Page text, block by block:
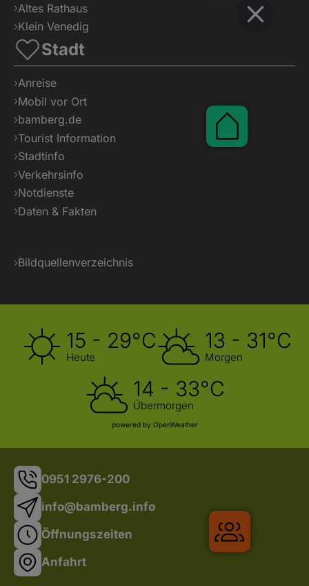
Altes Rathaus
Klein Venedig
Stadt
Anreise
Mobil vor Ort
bamberg.de
Tourist Information
Stadtinfo
Verkehrsinfo
Notdienste
Daten & Fakten
Bildquellenverzeichnis
15 - 29°C
Heute
13 - 31°C
Morgen
14 - 33°C
Übermorgen
powered by OpenWeather
0951 2976-200
info@bamberg.info
Öffnungszeiten
Anfahrt